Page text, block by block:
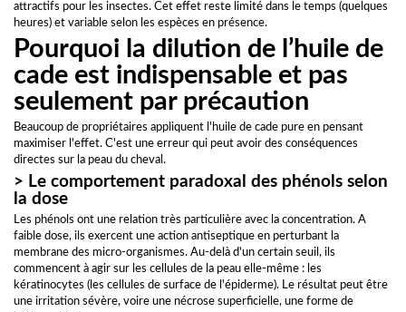
attractifs pour les insectes. Cet effet reste limité dans le temps (quelques
heures) et variable selon les espèces en présence.
Pourquoi la dilution de l’huile de
cade est indispensable et pas
seulement par précaution
Beaucoup de propriétaires appliquent l'huile de cade pure en pensant
maximiser l'effet. C'est une erreur qui peut avoir des conséquences
directes sur la peau du cheval.
> Le comportement paradoxal des phénols selon
la dose
Les phénols ont une relation très particulière avec la concentration. A
faible dose, ils exercent une action antiseptique en perturbant la
membrane des micro-organismes. Au-delà d'un certain seuil, ils
commencent à agir sur les cellules de la peau elle-même : les
kératinocytes (les cellules de surface de l'épiderme). Le résultat peut être
une irritation sévère, voire une nécrose superficielle, une forme de